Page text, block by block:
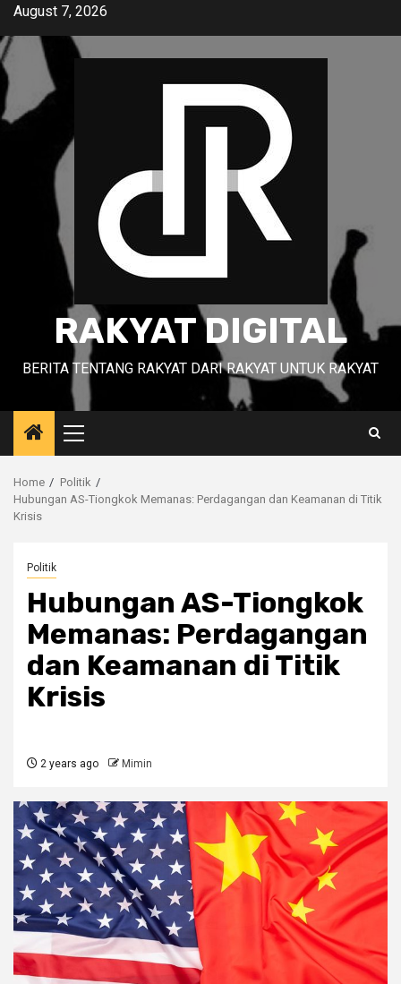
Skip
content
August 7, 2026
RAKYAT DIGITAL
BERITA TENTANG RAKYAT DARI RAKYAT UNTUK RAKYAT
Primary
Menu
Home
Politik
Hubungan AS-Tiongkok Memanas: Perdagangan dan Keamanan di Titik
Krisis
Politik
Hubungan AS-Tiongkok
Memanas: Perdagangan
dan Keamanan di Titik
Krisis
2 years ago Mimin